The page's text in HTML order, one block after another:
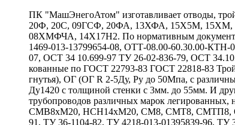
ПК "МашЭнегоАтом" изготавливает отводы,
20Ф, 20С, 09ГСФ, 20ФА, 13ХФА, 15Х5М, 15ХМ,
08ХМФЧА, 14Х17Н2. По нормативным
1469-013-13799654-08, ОТТ-08.00-60.30.00-
07, ОСТ 34 10.699-97 ТУ 26-02-836-79, ОСТ
кованные по ГОСТ 22793-83 ГОСТ 22818-83
гнутья), ОГ (ОГ R 2-5Ду, Ру до 50Мпа, с
Ду1420 с толщиной стенки с 3мм. до 55мм. И
трубопроводов различных марок
СМВ8хМ20, НСН14хМ20, СМ8, СМТ8, СМТП8,
91, ТУ 36-1104-82, ТУ 4218-013-01395839-96, ТУ